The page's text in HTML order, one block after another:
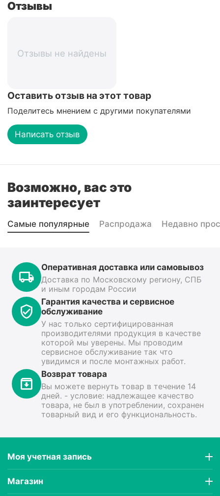
Отзывы
Отзывы не найдены
Оставить отзыв на этот товар
Поделитесь мнением с другими покупателями
Написать отзыв
Возможно, вас это
заинтересует
Самые популярные Распродажа Недавно
Оперативная доставка или самовывоз
Доставка по Московскому региону, СПБ
и иным городам России
Гарантия качества и сервисное
обслуживание
У нас только сертифицированная
производителями продукция в качестве
которой мы уверены. Мы проводим
сервисное обслуживание так что
увидимся и после монтажных работ.
Возврат товара
Вы можете вернуть товар в течение 14
дней. - условие: надлежащее качество
товара, не был в употреблении, сохранен
товарный вид и его функциональность.
Моя учетная запись
Магазин